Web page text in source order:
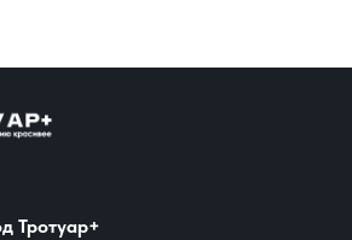
Тротуар+